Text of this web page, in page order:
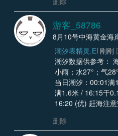
游客_58786
8月10号中海黄金海
潮汐表精灵.EI 刚刚
潮汐数据供参考：
小雨；水27°；气
当日潮汐：00:01
满1.6米 / 16:15干
16:20 (优) 赶海注
删除